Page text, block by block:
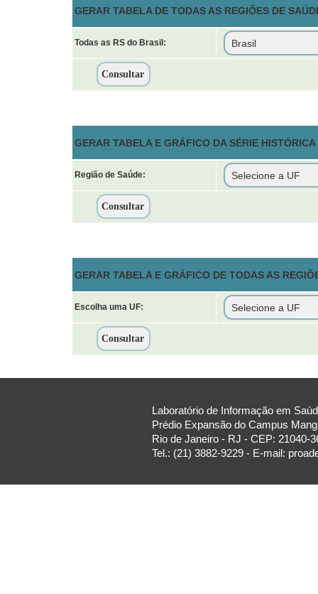
GERAR TABELA DE TODAS AS REGIÕES DE
Todas as RS do Brasil:
GERAR TABELA E GRÁFICO DA SÉRIE
Região de Saúde:
GERAR TABELA E GRÁFICO DE TODAS AS
Escolha uma UF:
Laboratório de Informação em
Prédio Expansão do Campus
Rio de Janeiro - RJ - CEP: 21040-
Tel.: (21) 3882-9229 - E-mail: